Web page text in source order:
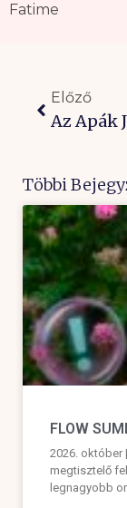
Fatime
Előző
Többi
FLOW
2026. október
megtisztelő
legnagyobb